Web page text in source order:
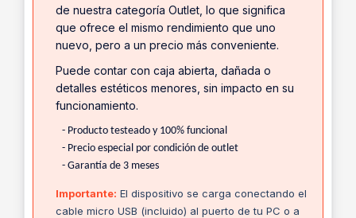
de nuestra categoría Outlet, lo que significa
que ofrece el mismo rendimiento que uno
nuevo, pero a un precio más conveniente.
Puede contar con caja abierta, dañada o
detalles estéticos menores, sin impacto en su
funcionamiento.
- Producto testeado y 100% funcional
- Precio especial por condición de outlet
- Garantía de 3 meses
Importante: El dispositivo se carga conectando el
cable micro USB (incluido) al puerto de tu PC o a